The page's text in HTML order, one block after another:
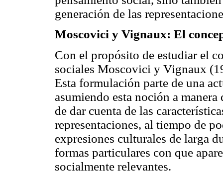
generación de las
Moscovici y Vignaux: El
Con el propósito de estudiar el
sociales Moscovici y Vignaux
Esta formulación parte de una
asumiendo esta noción a
de dar cuenta de las
representaciones, al tiempo de
expresiones culturales de larga
formas particulares con que
socialmente relevantes.